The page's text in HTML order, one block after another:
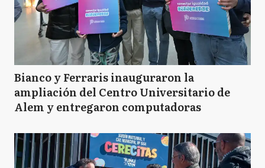
Bianco y Ferraris inauguraron la
ampliación del Centro Universitario de
Alem y entregaron computadoras